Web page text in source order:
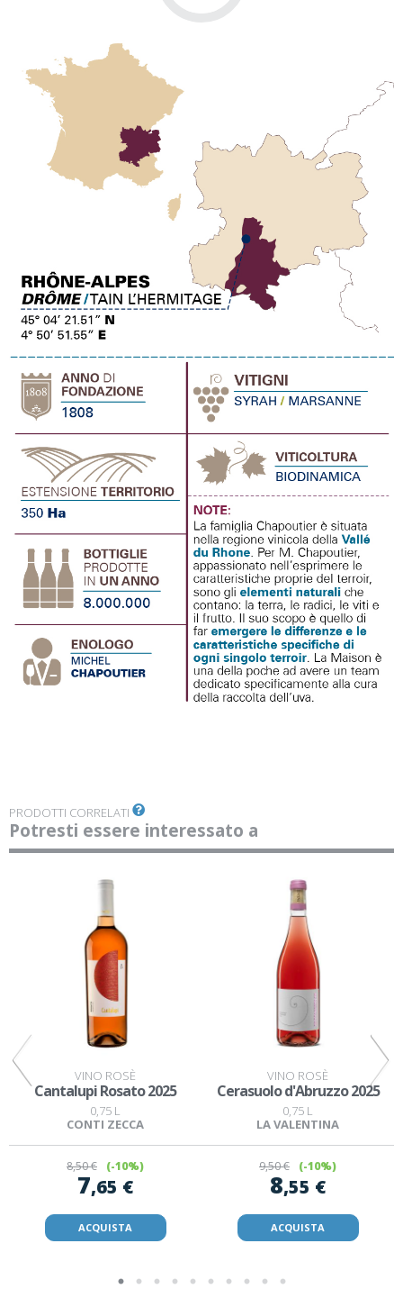
PRODOTTI CORRELATI
Potresti essere interessato a
VINO ROSÈ
Cantalupi Rosato 2025
0,75 L
CONTI ZECCA
8,50 € (-10%)
7,65 €
ACQUISTA
VINO ROSÈ
Cerasuolo d'Abruzzo 2025
0,75 L
LA VALENTINA
9,50 € (-10%)
8,55 €
ACQUISTA